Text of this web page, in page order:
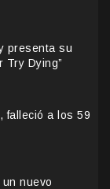
presenta su
Try Dying”
falleció a los 59
nuevo